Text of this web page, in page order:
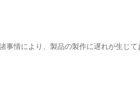
情により、製品の製作に遅れが生じて